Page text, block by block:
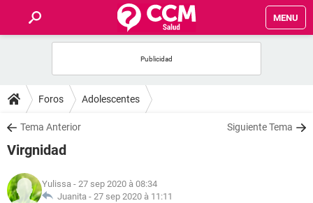
MENU
FORUMS
SALUD
FAMILIA
NUTRICIÓN
Foros Adolescentes
Tema Anterior Siguiente Tema
Virgnidad
Yulissa - 27 sep 2020 à 08:34
Juanita - 27 sep 2020 à 11:11